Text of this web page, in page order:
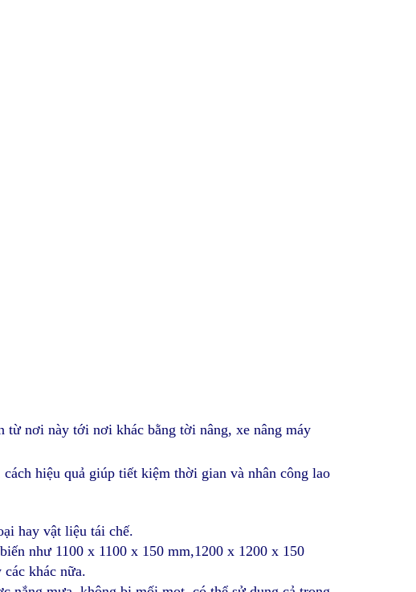
từ nơi này tới nơi khác bằng tời nâng, xe nâng máy
hiệu quả giúp tiết kiệm thời gian và nhân công lao
hay vật liệu tái chế.
như 1100 x 1100 x 150 mm,1200 x 1200 x 150
khác nữa.